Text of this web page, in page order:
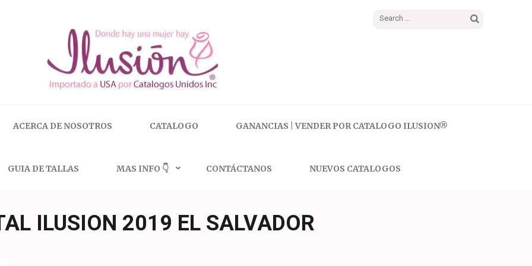
Search
ACERCA DE NOSOTROS CATALOGO GANANCIAS | VENDER POR CATALOGO ILUSION®
GUIA DE TALLAS MAS INFO 👇 CONTÁCTANOS NUEVOS CATALOGOS
ILUSION 2019 EL SALVADOR